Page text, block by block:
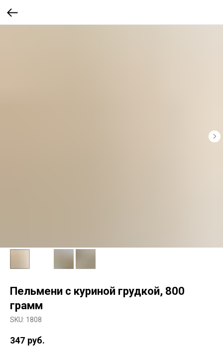
Пельмени с куриной грудкой, 800
грамм
SKU: 1808
347 руб.